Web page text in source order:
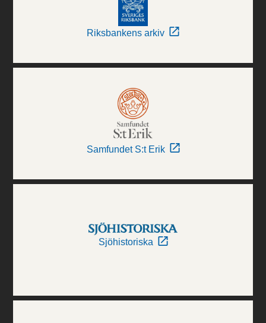
Riksbankens arkiv
Samfundet S:t Erik
Sjöhistoriska